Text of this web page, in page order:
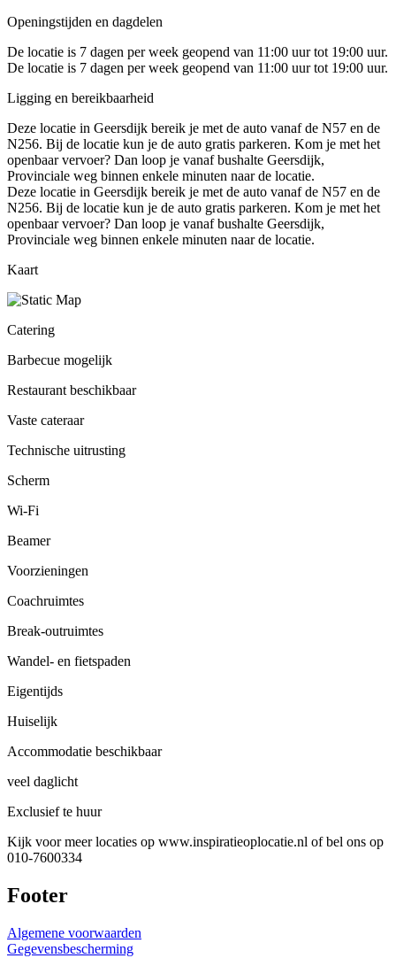
Openingstijden en dagdelen
De locatie is 7 dagen per week geopend van 11:00 uur tot 19:00 uur.
De locatie is 7 dagen per week geopend van 11:00 uur tot 19:00 uur.
Ligging en bereikbaarheid
Deze locatie in Geersdijk bereik je met de auto vanaf de N57 en de
N256. Bij de locatie kun je de auto gratis parkeren. Kom je met het
openbaar vervoer? Dan loop je vanaf bushalte Geersdijk,
Provinciale weg binnen enkele minuten naar de locatie.
Deze locatie in Geersdijk bereik je met de auto vanaf de N57 en de
N256. Bij de locatie kun je de auto gratis parkeren. Kom je met het
openbaar vervoer? Dan loop je vanaf bushalte Geersdijk,
Provinciale weg binnen enkele minuten naar de locatie.
Kaart
Catering
Barbecue mogelijk
Restaurant beschikbaar
Vaste cateraar
Technische uitrusting
Scherm
Wi-Fi
Beamer
Voorzieningen
Coachruimtes
Break-outruimtes
Wandel- en fietspaden
Eigentijds
Huiselijk
Accommodatie beschikbaar
veel daglicht
Exclusief te huur
Kijk voor meer locaties op www.inspiratieoplocatie.nl of bel ons op
010-7600334
Footer
Algemene voorwaarden
Gegevensbescherming